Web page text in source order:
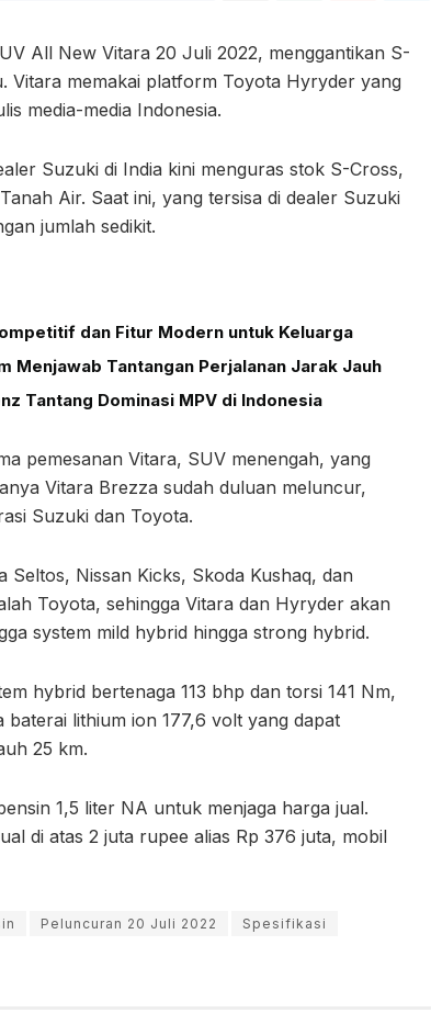
All New Vitara 20 Juli 2022, menggantikan S-
Vitara memakai platform Toyota Hyryder yang
media-media Indonesia.
Suzuki di India kini menguras stok S-Cross,
Air. Saat ini, yang tersisa di dealer Suzuki
jumlah sedikit.
dan Fitur Modern untuk Keluarga
Menjawab Tantangan Perjalanan Jarak Jauh
Tantang Dominasi MPV di Indonesia
pemesanan Vitara, SUV menengah, yang
Vitara Brezza sudah duluan meluncur,
Suzuki dan Toyota.
Nissan Kicks, Skoda Kushaq, dan
Toyota, sehingga Vitara dan Hyryder akan
system mild hybrid hingga strong hybrid.
hybrid bertenaga 113 bhp dan torsi 141 Nm,
lithium ion 177,6 volt yang dapat
25 km.
1,5 liter NA untuk menjaga harga jual.
di atas 2 juta rupee alias Rp 376 juta, mobil
Peluncuran 20 Juli 2022
Spesifikasi